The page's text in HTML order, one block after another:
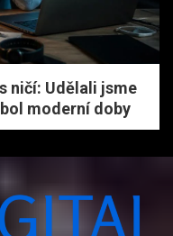
ničí: Udělali jsme
moderní doby